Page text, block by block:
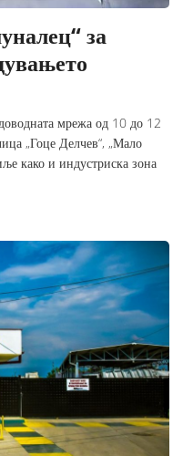
за
мрежа од 10 до 12
„Гоце Делчев“, „Мало
како и индустриска зона